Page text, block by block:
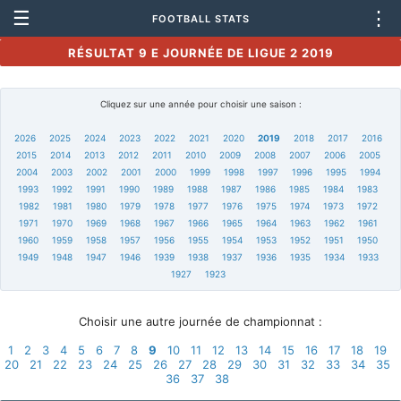
☰ FOOTBALL STATS ⋮
RÉSULTAT 9 E JOURNÉE DE LIGUE 2 2019
Cliquez sur une année pour choisir une saison :
2026 2025 2024 2023 2022 2021 2020 2019 2018 2017
2016
2015
2014 2013 2012 2011 2010 2009 2008 2007 2006
2005
2004
2003 2002 2001 2000 1999 1998 1997 1996 1995
1994
1993
1992 1991 1990 1989 1988 1987 1986 1985 1984
1983
1982
1981 1980 1979 1978 1977 1976 1975 1974 1973
1972
1971
1970 1969 1968 1967 1966 1965 1964 1963 1962
1961
1960
1959 1958 1957 1956 1955 1954 1953 1952 1951
1950
1949
1948 1947 1946 1939 1938 1937 1936 1935 1934
1933
1927
1923
Choisir une autre journée de championnat :
1
2 3 4 5 6 7 8 9 10 11 12 13 14 15 16 17 18
19
20
21 22 23 24 25 26 27 28 29 30 31 32 33 34
35
36
37 38